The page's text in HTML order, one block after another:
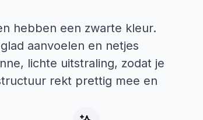
hebben een zwarte kleur.
aanvoelen en netjes
lichte uitstraling, zodat je
rekt prettig mee en